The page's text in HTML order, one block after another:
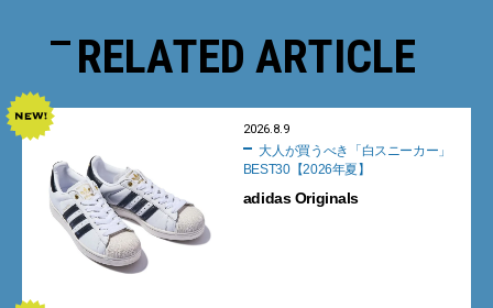
RELATED ARTICLE
2026.8.9
BEST30【2026年夏】
adidas Originals